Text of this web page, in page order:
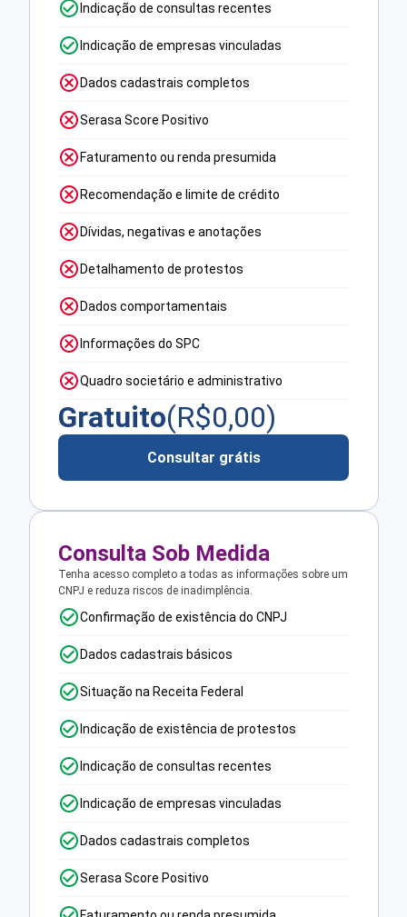
Indicação de consultas recentes
Indicação de empresas vinculadas
Dados cadastrais completos
Serasa Score Positivo
Faturamento ou renda presumida
Recomendação e limite de crédito
Dívidas, negativas e anotações
Detalhamento de protestos
Dados comportamentais
Informações do SPC
Quadro societário e administrativo
Gratuito(R$0,00)
Consultar grátis
Consulta Sob Medida
Tenha acesso completo a todas as informações sobre um
CNPJ e reduza riscos de inadimplência.
Confirmação de existência do CNPJ
Dados cadastrais básicos
Situação na Receita Federal
Indicação de existência de protestos
Indicação de consultas recentes
Indicação de empresas vinculadas
Dados cadastrais completos
Serasa Score Positivo